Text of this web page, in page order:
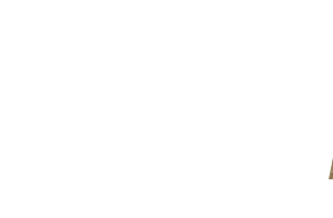
Nike